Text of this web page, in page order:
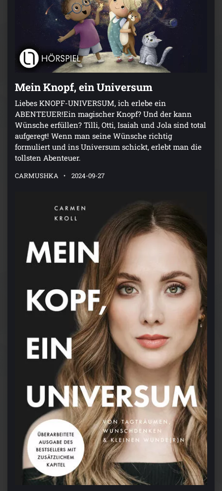
Mein Knopf, ein Universum
Liebes KNOPF-UNIVERSUM, ich erlebe ein
ABENTEUER!Ein magischer Knopf? Und der kann
Wünsche erfüllen? Tilli, Otti, Isaiah und Jola sind total
aufgeregt! Wenn man seine Wünsche richtig
formuliert und ins Universum schickt, erlebt man die
tollsten Abenteuer.
CARMUSHKA 2024-09-27